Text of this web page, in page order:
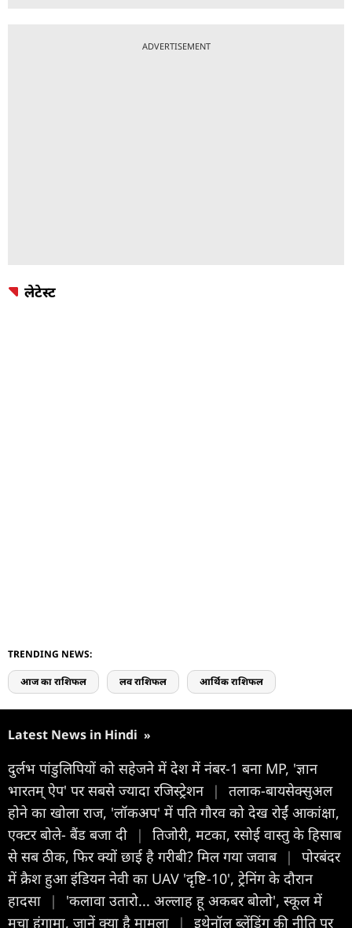
ADVERTISEMENT
लेटेस्ट
TRENDING NEWS:
आज का राशिफल लव राशिफल आर्थिक राशिफल
Latest News in Hindi »
दुर्लभ पांडुलिपियों को सहेजने में देश में नंबर-1 बना MP, 'ज्ञान
भारतम् ऐप' पर सबसे ज्यादा रजिस्ट्रेशन |
तलाक-बायसेक्सुअल
होने का खोला राज, 'लॉकअप' में पति गौरव को देख रोईं आकांक्षा,
एक्टर बोले- बैंड बजा दी
|
तिजोरी, मटका, रसोई वास्तु के हिसाब
से सब ठीक, फिर क्यों छाई है गरीबी? मिल गया जवाब |
पोरबंदर
में क्रैश हुआ इंडियन नेवी का UAV 'दृष्टि-10', ट्रेनिंग के दौरान
हादसा
|
'कलावा उतारो... अल्लाह हू अकबर बोलो', स्कूल में
मचा हंगामा, जानें क्या है मामला
|
इथेनॉल ब्लेंडिंग की नीति पर